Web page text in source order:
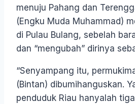
menuju Pahang dan
(Engku Muda Muhammad)
di Pulau Bulang, sebelah
dan “mengubah” dirinya
“Senyampang itu,
(Bintan) dibumihanguskan.
penduduk Riau hanyalah